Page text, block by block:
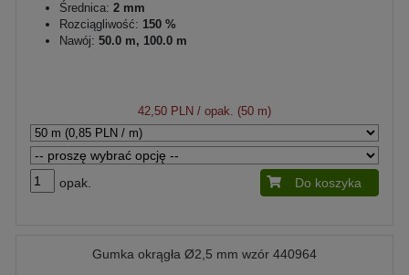
Średnica: 2 mm
Rozciągliwość: 150 %
Nawój: 50.0 m, 100.0 m
42,50 PLN / opak. (50 m)
opak. Do koszyka
Gumka okrągła Ø2,5 mm wzór 440964